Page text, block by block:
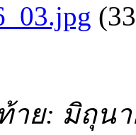
ย: มิถุนา